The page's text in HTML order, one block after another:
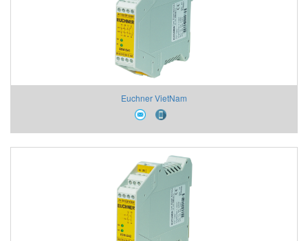
Euchner VietNam